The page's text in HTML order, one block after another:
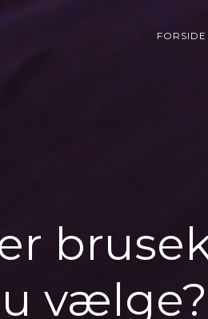
FORSIDE
vælge?